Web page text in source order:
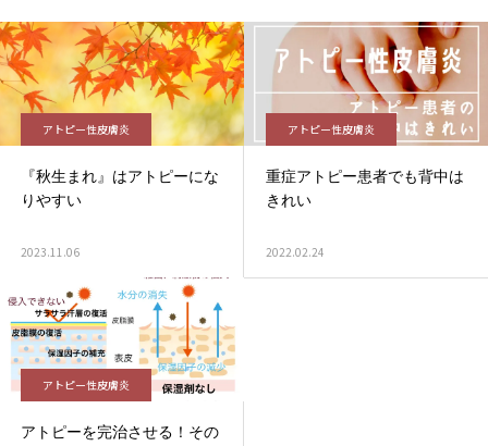
アトピー性皮膚炎
『秋生まれ』はアトピーにな
りやすい
2023.11.06
アトピー性皮膚炎
重症アトピー患者でも背中は
きれい
2022.02.24
アトピー性皮膚炎
アトピーを完治させる！その